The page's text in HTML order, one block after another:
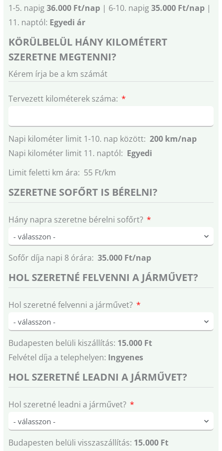
1-5. napig36.000 Ft/nap | 6-10. napig35.000 Ft/nap |
11. naptól: Egyedi ár
KÖRÜLBELÜL HÁNY KILOMÉTERT
SZERETNE MEGTENNI?
Kérem írja be a km számát
Tervezett kilométerek száma:
Napi kilométer limit 1-10. nap között: 200 km/nap
Napi kilométer limit 11. naptól: Egyedi
Limit feletti km ára: 55 Ft/km
SZERETNE SOFŐRT IS BÉRELNI?
Hány napra szeretne bérelni sofőrt?
Sofőr díja napi 8 órára: 35.000 Ft/nap
HOL SZERETNÉ FELVENNI A JÁRMŰVET?
Hol szeretné felvenni a járművet?
Budapesten belüli kiszállítás: 15.000 Ft
Felvétel díja a telephelyen: Ingyenes
HOL SZERETNÉ LEADNI A JÁRMŰVET?
Hol szeretné leadni a járművet?
Budapesten belüli visszaszállítás: 15.000 Ft